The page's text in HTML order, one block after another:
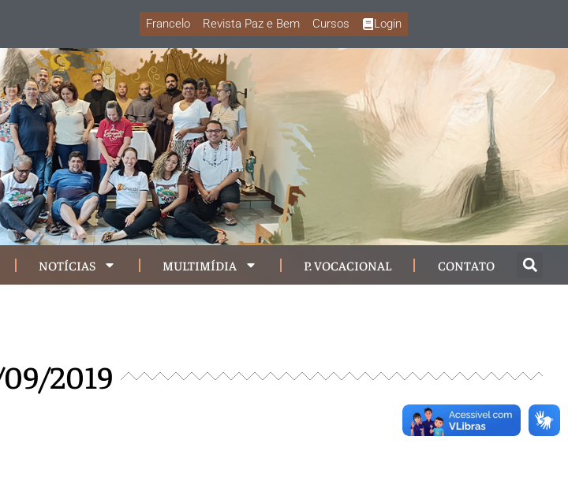
Francelo Revista Paz e Bem Cursos Login
NOTÍCIAS MULTIMÍDIA P. VOCACIONAL CONTATO
2019